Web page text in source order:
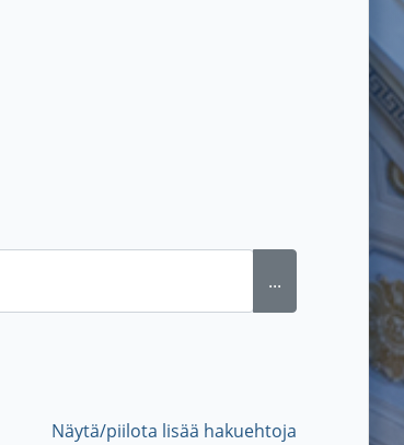
...
Näytä/piilota lisää hakuehtoja